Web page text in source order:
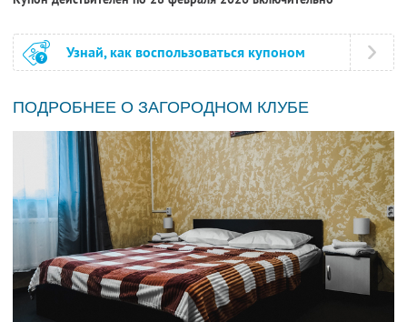
Узнай, как воспользоваться купоном
ПОДРОБНЕЕ О ЗАГОРОДНОМ КЛУБЕ